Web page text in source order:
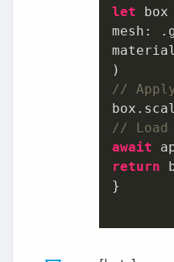
let box
mesh:
//
// Load
await
return
}